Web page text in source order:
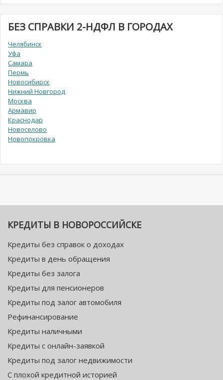
БЕЗ СПРАВКИ 2-НДФЛ В ГОРОДАХ
Челябинск
Уфа
Самара
Пермь
Новосибирск
Нижний Новгород
Москва
Армавир
Краснодар
Новоселово
Новопокровка
КРЕДИТЫ В НОВОРОССИЙСКЕ
Кредиты без справок о доходах
Кредиты в день обращения
Кредиты без залога
Кредиты для пенсионеров
Кредиты под залог автомобиля
Рефинансирование
Кредиты наличными
Кредиты с онлайн-заявкой
Кредиты под залог недвижимости
С плохой кредитной историей